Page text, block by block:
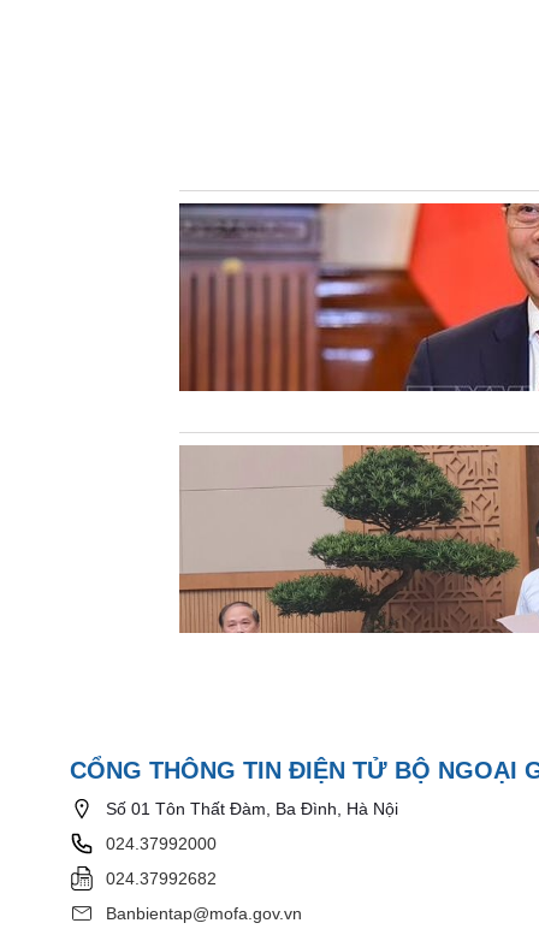
CỔNG THÔNG TIN ĐIỆN TỬ BỘ NGOẠI
Số 01 Tôn Thất Đàm, Ba Đình, Hà Nội
024.37992000
024.37992682
Banbientap@mofa.gov.vn